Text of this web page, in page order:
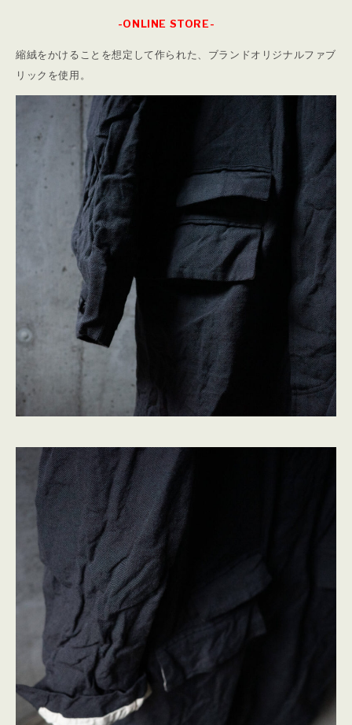
-ONLINE STORE-
縮絨をかけることを想定して作られた、ブランドオリジナルファブ
リックを使用。